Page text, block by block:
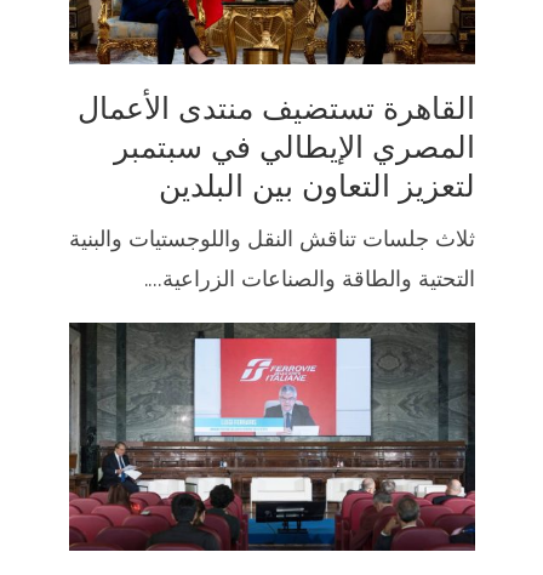
القاهرة تستضيف منتدى الأعمال
المصري الإيطالي في سبتمبر
لتعزيز التعاون بين البلدين
ثلاث جلسات تناقش النقل واللوجستيات والبنية
التحتية والطاقة والصناعات الزراعية....